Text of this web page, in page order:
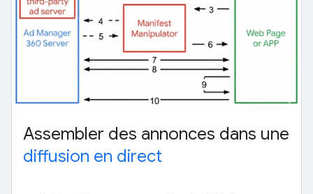
Assembler des annonces dans une
diffusion en direct